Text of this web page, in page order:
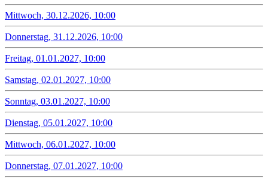
Mittwoch, 30.12.2026, 10:00
Donnerstag, 31.12.2026, 10:00
Freitag, 01.01.2027, 10:00
Samstag, 02.01.2027, 10:00
Sonntag, 03.01.2027, 10:00
Dienstag, 05.01.2027, 10:00
Mittwoch, 06.01.2027, 10:00
Donnerstag, 07.01.2027, 10:00